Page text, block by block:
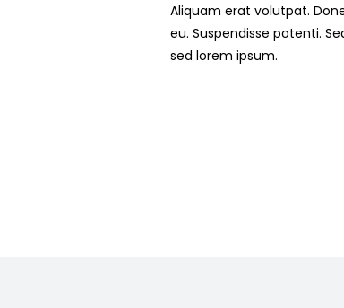
Aliquam erat volutpat.
eu. Suspendisse potenti.
sed lorem ipsum.